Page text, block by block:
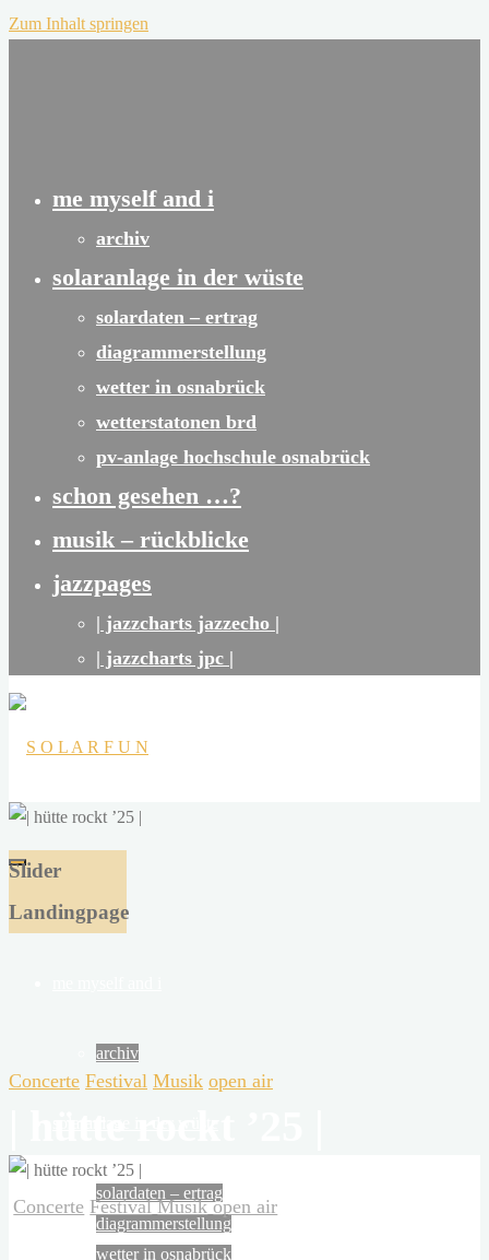
Zum Inhalt springen
me myself and i
archiv
solaranlage in der wüste
solardaten – ertrag
diagrammerstellung
wetter in osnabrück
wetterstatonen brd
pv-anlage hochschule osnabrück
schon gesehen …?
musik – rückblicke
jazzpages
| jazzcharts jazzecho |
| jazzcharts jpc |
S
O
L
wüsten
der
archiv
solardaten – ertrag
diagrammerstellung
wetter in osnabrück
Slider
Landingpage
Concerte Festival Musik open air
Concerte Festival Musik open air